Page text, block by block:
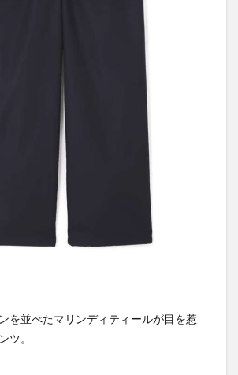
を並べたマリンディティールが目を惹
ツ。